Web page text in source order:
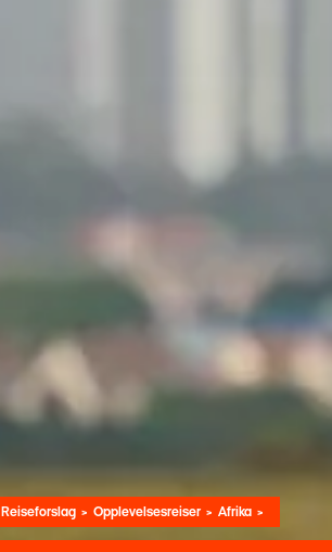
Reiseforslag Opplevelsesreiser Afrika